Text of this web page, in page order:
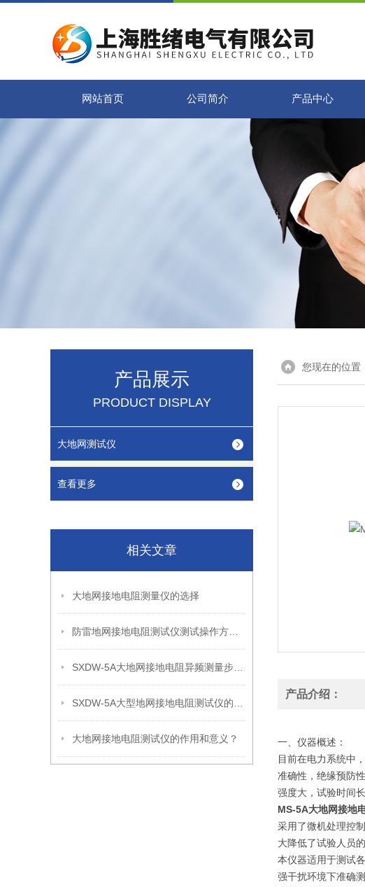
网站首页 公司简介 产品中心
产品展示
PRODUCT DISPLAY
大地网测试仪
查看更多
相关文章
大地网接地电阻测量仪的选择
大地网接地电阻测试仪的作用和意义？
您现在的位置
产品介绍：
一、仪器概述：
目前在电力系统中
准确性，绝缘预防
强度大，试验时间
MS-5A大地网接地
采用了微机处理控
大降低了试验人员
本仪器适用于测试
强干扰环境下准确